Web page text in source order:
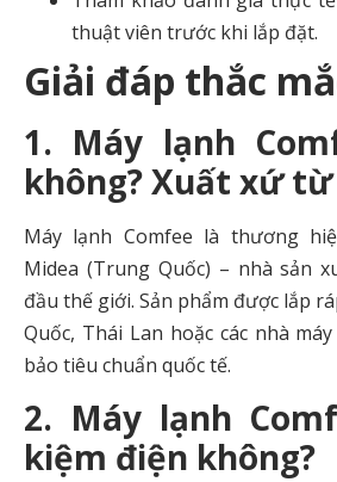
thuật viên trước khi lắp đặt.
Giải đáp thắc
1. Máy lạnh
không? Xuất xứ từ
Máy lạnh Comfee là thương
Midea (Trung Quốc) – nhà sản
đầu thế giới. Sản phẩm được lắp
Quốc, Thái Lan hoặc các nhà
bảo tiêu chuẩn quốc tế.
2. Máy lạnh
kiệm điện không?